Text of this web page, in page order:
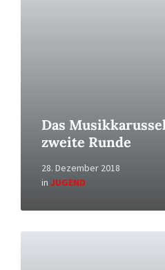
Das
zweite Runde
28. Dezember 2018
in JUGEND